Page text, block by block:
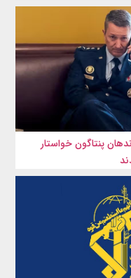
پنتاگون خواستار